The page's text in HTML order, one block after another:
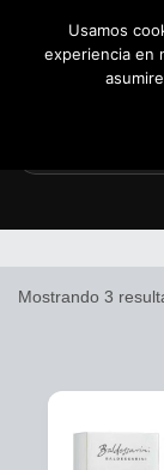
Mostrando 3
Usamos
experiencia en